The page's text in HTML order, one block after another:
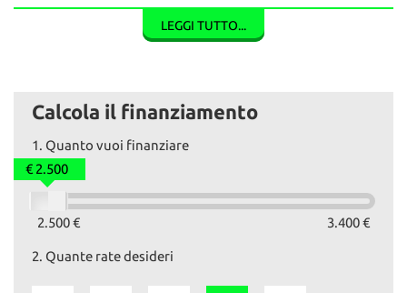
Vettura d'interesse storico, Unico Proprietario, iscrivibile Asi,
tutta originale e già rivista di carrozzeria.
revisione (qualora fosse necessaria).
Su www.autoemotoribs.it è disponibile la galleria fotografica
completa in alta risoluzione di ogni nostro veicolo.
I nostri servizi:
- VENDITA AUTO USATE SELEZIONATE E GARANTITE
LEGGI TUTTO...
Calcola il finanziamento
1. Quanto vuoi finanziare
2.500 € 3.400 €
€ 2.500
2. Quante rate desideri